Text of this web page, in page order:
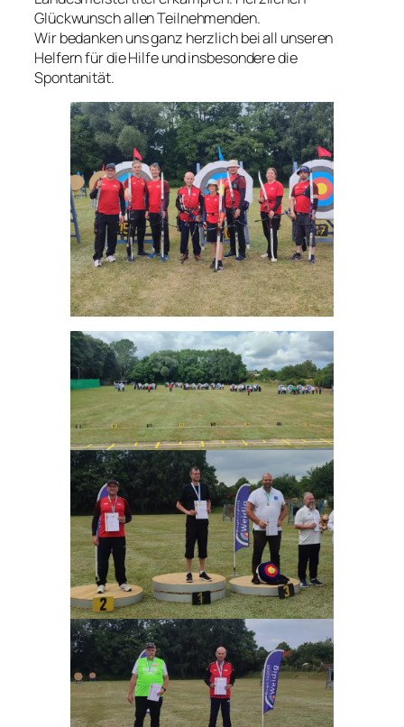
Glückwunsch allen Teilnehmenden.
Wir bedanken uns ganz herzlich bei all unseren
Helfern für die Hilfe und insbesondere die
Spontanität.